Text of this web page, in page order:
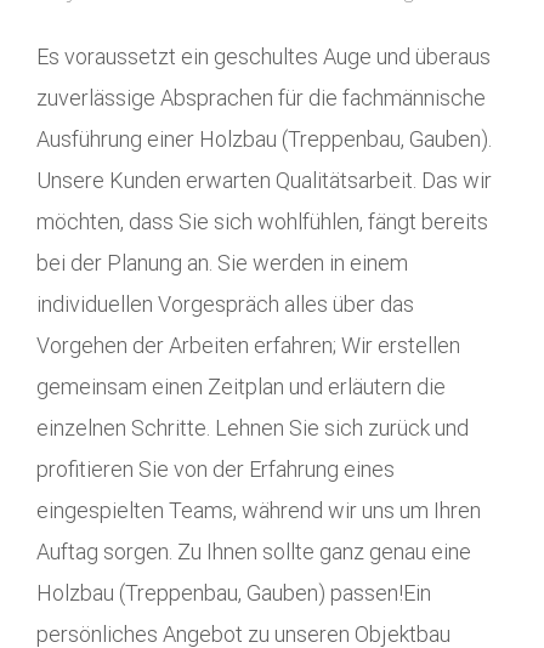
Es voraussetzt ein geschultes Auge und überaus
zuverlässige Absprachen für die fachmännische
Ausführung einer Holzbau (Treppenbau, Gauben).
Unsere Kunden erwarten Qualitätsarbeit. Das wir
möchten, dass Sie sich wohlfühlen, fängt bereits
bei der Planung an. Sie werden in einem
individuellen Vorgespräch alles über das
Vorgehen der Arbeiten erfahren; Wir erstellen
gemeinsam einen Zeitplan und erläutern die
einzelnen Schritte. Lehnen Sie sich zurück und
profitieren Sie von der Erfahrung eines
eingespielten Teams, während wir uns um Ihren
Auftag sorgen. Zu Ihnen sollte ganz genau eine
Holzbau (Treppenbau, Gauben) passen!Ein
persönliches Angebot zu unseren Objektbau